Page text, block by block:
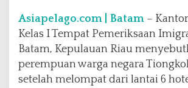
g
o
k
y
a
Asiapelago.com | Batam –
Kelas I Tempat Pemeriksaan
Batam, Kepulauan Riau
perempuan warga negara
setelah melompat dari lantai 6